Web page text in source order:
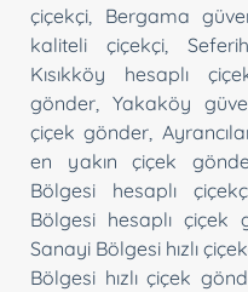
çiçekçi
Bergama
kaliteli çiçekçi ,
Kısıkköy hesaplı
gönder ,Yakaköy
çiçek gönder
en yakın çiçek
Bölgesi hesaplı
Bölgesi hesaplı çiçek
Sanayi Bölgesi hızlı
Bölgesi hızlı çiçek